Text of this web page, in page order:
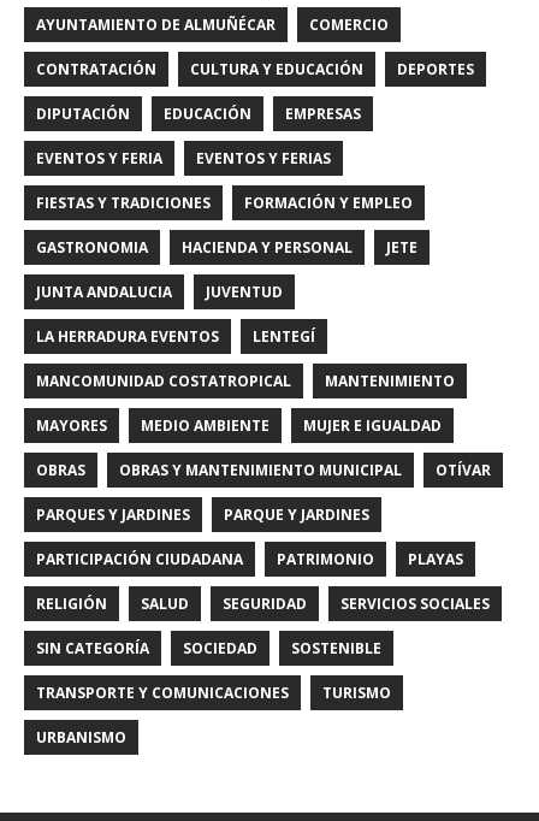
AYUNTAMIENTO DE ALMUÑÉCAR COMERCIO
CONTRATACIÓN CULTURA Y EDUCACIÓN DEPORTES
DIPUTACIÓN EDUCACIÓN EMPRESAS
EVENTOS Y FERIA EVENTOS Y FERIAS
FIESTAS Y TRADICIONES FORMACIÓN Y EMPLEO
GASTRONOMIA HACIENDA Y PERSONAL JETE
JUNTA ANDALUCIA JUVENTUD
LA HERRADURA EVENTOS LENTEGÍ
MANCOMUNIDAD COSTATROPICAL MANTENIMIENTO
MAYORES MEDIO AMBIENTE MUJER E IGUALDAD
OBRAS OBRAS Y MANTENIMIENTO MUNICIPAL OTÍVAR
PARQUES Y JARDINES PARQUE Y JARDINES
PARTICIPACIÓN CIUDADANA PATRIMONIO PLAYAS
RELIGIÓN SALUD SEGURIDAD SERVICIOS SOCIALES
SIN CATEGORÍA SOCIEDAD SOSTENIBLE
TRANSPORTE Y COMUNICACIONES TURISMO
URBANISMO